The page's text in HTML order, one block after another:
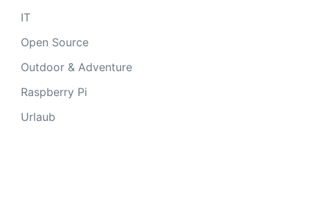
IT
Open Source
Outdoor & Adventure
Raspberry Pi
Urlaub